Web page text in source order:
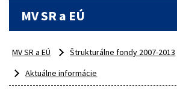
MV SR a EÚ
MV SR a EÚ Štrukturálne fondy 2007-2013
Aktuálne informácie